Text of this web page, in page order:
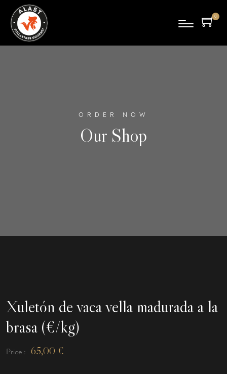
0
ORDER NOW
Our Shop
Xuletón de vaca vella madurada a la
brasa (€/kg)
Price : 65,00 €